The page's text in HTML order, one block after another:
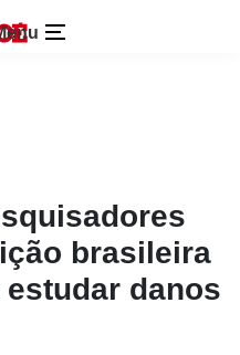
brasileira
danos